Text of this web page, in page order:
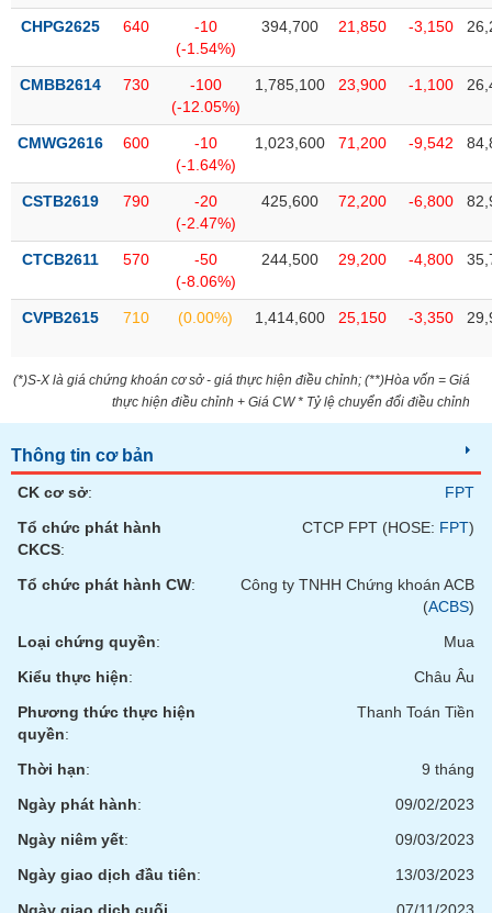
CHPG2625 640
-10
(-1.54%)
394,700 21,850 -3,150
CMBB2614 730
-100
(-12.05%)
1,785,100 23,900 -1,100
CMWG2616 600
-10
(-1.64%)
1,023,600 71,200 -9,542
CSTB2619 790
-20
(-2.47%)
425,600 72,200 -6,800
CTCB2611 570
-50
(-8.06%)
244,500 29,200 -4,800
CVPB2615 710 (0.00%) 1,414,600 25,150 -3,350
(*)S-X là giá chứng khoán cơ sở - giá thực hiện điều chỉnh; (**)Hòa vốn = Giá
thực hiện điều chỉnh + Giá CW * Tỷ lệ chuyển đổi điều chỉnh
Thông tin cơ bản
CK cơ sở:
FPT
Tổ chức phát hành
CKCS:
CTCP FPT (HOSE: FPT)
Tổ chức phát hành CW:
Công ty TNHH Chứng khoán ACB
(ACBS)
Loại chứng quyền:
Mua
Kiểu thực hiện:
Châu Âu
Phương thức thực hiện
quyền:
Thanh Toán Tiền
Thời hạn:
9 tháng
Ngày phát hành:
09/02/2023
Ngày niêm yết:
09/03/2023
Ngày giao dịch đầu tiên:
13/03/2023
THÔNG
TIỆN
ÍCH
BẤT
SẢN
chứng
khoán
Tất cả Cổ phiếu Chứng
đạo
(-)
Tất cả Người nội bộ Người liên quan Cổ đông lớn
Tin
tức
(-)
viết
tác
giả
(-)